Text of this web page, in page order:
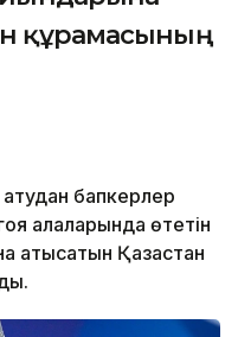
құрамасының
бапкерлер
қалаларында өтетін
Қазақстан